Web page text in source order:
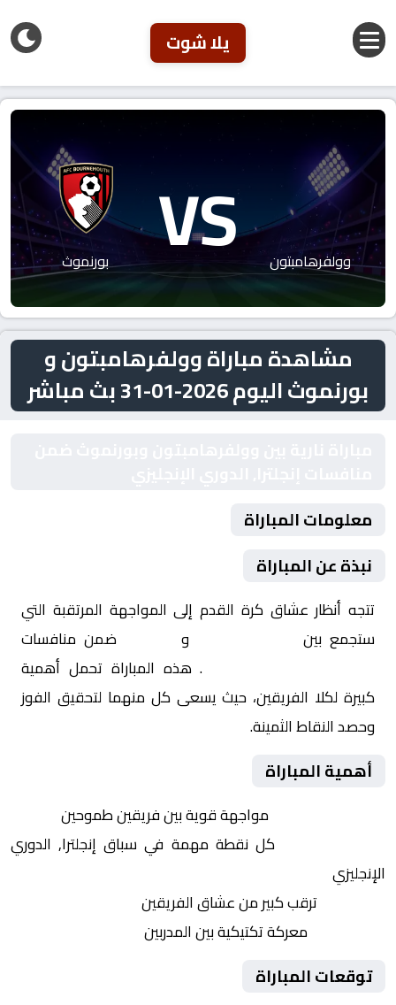
يلا شوت
وولفرهامبتون VS بورنموث
مشاهدة مباراة وولفرهامبتون و
بورنموث اليوم 2026-01-31 بث مباشر
معلومات المباراة
نبذة عن المباراة
تتجه أنظار عشاق كرة القدم إلى المواجهة المرتقبة التي
ستجمع بين
وبورنموث
ضمن منافسات
. هذه المباراة تحمل أهمية
كبيرة لكلا الفريقين، حيث يسعى كل منهما لتحقيق الفوز
وحصد النقاط الثمينة.
أهمية المباراة
مواجهة قوية بين فريقين طموحين
كل نقطة مهمة في سباق إنجلترا, الدوري
الإنجليزي
ترقب كبير من عشاق الفريقين
معركة تكتيكية بين المدربين
توقعات المباراة